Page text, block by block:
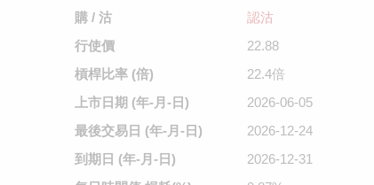
購 / 沽
認沽
行使價
22.88
槓桿比率 (倍)
22.4倍
上市日期 (年-月-日)
2026-06-05
最後交易日 (年-月-日)
2026-12-24
到期日 (年-月-日)
2026-12-31